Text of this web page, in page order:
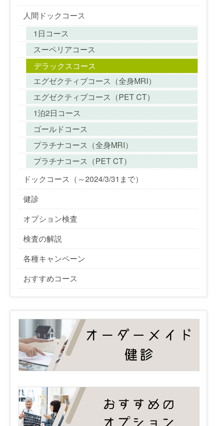
人間ドックコース
1日コース
スーペリアコース
デラックスコース
エグゼクティブコース（全身MRI）
エグゼクティブコース（PET CT）
1泊2日コース
ゴールドコース
プラチナコース（全身MRI）
プラチナコース（PET CT）
ドックコース（～2024/3/31まで）
健診
オプション検査
検査の解説
各種キャンペーン
おすすめコース